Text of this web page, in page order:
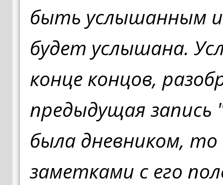
быть услышанным
будет услышана.
конце концов,
предыдущая запись
была дневником,
заметками с его